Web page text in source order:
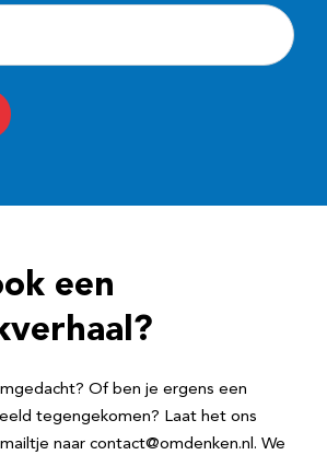
een
Of ben je ergens een
tegengekomen? Laat het ons
naar contact@omdenken.nl. We